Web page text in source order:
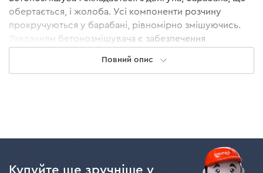
обертається, і жолоба. Усі компоненти розчину
прокручуються у барабані, рівномірно змішуючись.
Завданням бетонозмішувача є забезпечення
відбувається за допомогою потужних лопатей.
Такі пристрої можуть перемішати навіть
найменші компоненти будь-яких складів,
Повний опис
Купуйте ще зручніше у